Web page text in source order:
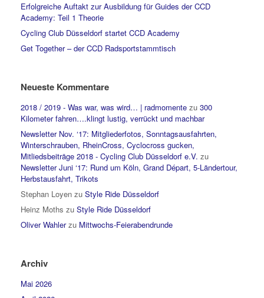
Erfolgreiche Auftakt zur Ausbildung für Guides der CCD
Academy: Teil 1 Theorie
Cycling Club Düsseldorf startet CCD Academy
Get Together – der CCD Radsportstammtisch
Neueste Kommentare
2018 / 2019 - Was war, was wird… | radmomente zu 300
Kilometer fahren….klingt lustig, verrückt und machbar
Newsletter Nov. ‘17: Mitgliederfotos, Sonntagsausfahrten,
Winterschrauben, RheinCross, Cyclocross gucken,
Mitliedsbeiträge 2018 - Cycling Club Düsseldorf e.V. zu
Newsletter Juni ‘17: Rund um Köln, Grand Départ, 5-Ländertour,
Herbstausfahrt, Trikots
Stephan Loyen zu Style Ride Düsseldorf
Heinz Moths zu Style Ride Düsseldorf
Oliver Wahlerzu Mittwochs-Feierabendrunde
Archiv
Mai 2026